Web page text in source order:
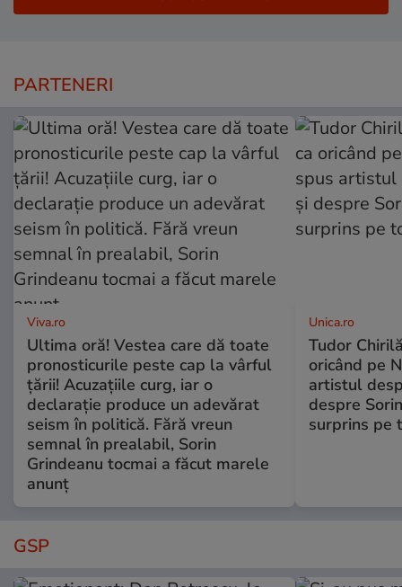
PARTENERI
Viva.ro
Ultima oră! Vestea care dă toate
pronosticurile peste cap la vârful
țării! Acuzațiile curg, iar o
declarație produce un adevărat
seism în politică. Fără vreun
semnal în prealabil, Sorin
Grindeanu tocmai a făcut marele
anunț
Unica.ro
Tudor
oricând pe
artistul
despre
surprins pe
GSP